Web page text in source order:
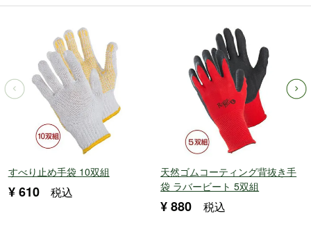
すべり止め手袋 10双組
¥ 610 税込
天然ゴムコーティング背抜き手
袋 ラバービート 5双組
¥880 税込